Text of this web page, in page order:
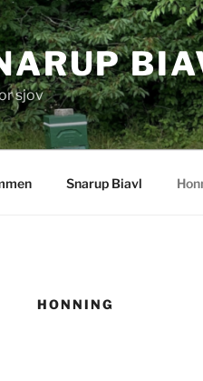
sjov
Snarup Biavl
HONNING